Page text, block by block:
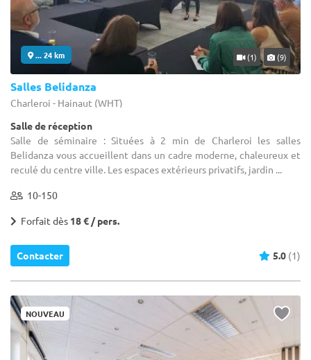
... 24 km (1) (9)
Salles Belidanza
Charleroi - Hainaut (WHT)
Salle de réception
Salle de séminaire : Situées à 2 min de Charleroi les salles
Belidanza vous accueillent dans un cadre moderne, chaleureux et
reculé du centre ville. Les espaces extérieurs privatifs, jardin ...
10-150
Forfait dès 18 € / pers.
Contacter 5.0 (1)
NOUVEAU